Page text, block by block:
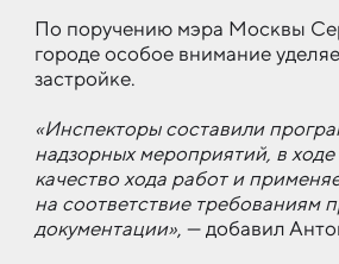
По поручению мэра Москвы
городе особое внимание
застройке.
«Инспекторы составили
надзорных мероприятий, в
качество хода работ и
на соответствие требованиям
документации», — добавил